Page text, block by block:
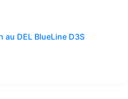
au DEL BlueLine D3S